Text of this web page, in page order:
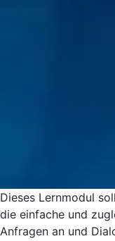
Dieses Lernmodul
die einfache und
Anfragen an und